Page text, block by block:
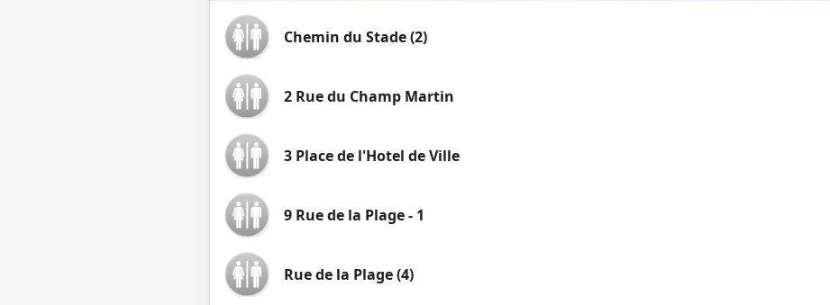
Chemin du Stade (2)
2 Rue du Champ Martin
3 Place de l'Hotel de Ville
9 Rue de la Plage - 1
Rue de la Plage (4)